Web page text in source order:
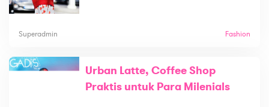
Superadmin Fashion
Urban Latte, Coffee Shop
Praktis untuk Para Milenials